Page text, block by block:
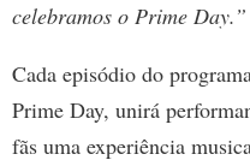
celebramos o Prime Day.”
Cada episódio do
Prime Day, unirá
fãs uma experiência